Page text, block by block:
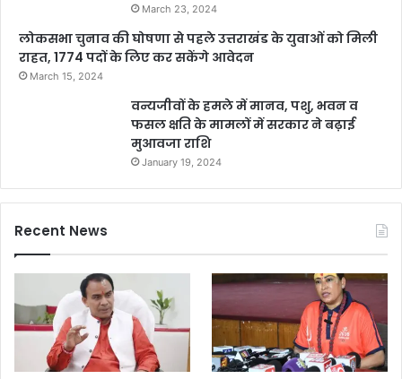
March 23, 2024
लोकसभा चुनाव की घोषणा से पहले उत्तराखंड के युवाओं को मिली
राहत, 1774 पदों के लिए कर सकेंगे आवेदन
March 15, 2024
वन्यजीवों के हमले में मानव, पशु, भवन व
फसल क्षति के मामलों में सरकार ने बढ़ाई
मुआवजा राशि
January 19, 2024
Recent News